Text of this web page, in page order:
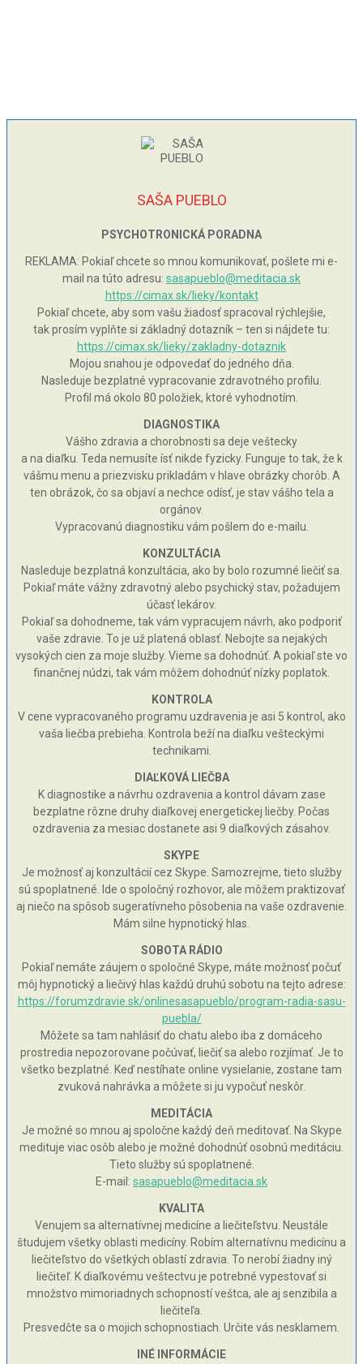
SAŠA PUEBLO
PSYCHOTRONICKÁ PORADNA
REKLAMA: Pokiaľ chcete so mnou komunikovať, pošlete mi e-
mail na túto adresu: sasapueblo@meditacia.sk
https://cimax.sk/lieky/kontakt
Pokiaľ chcete, aby som vašu žiadosť spracoval rýchlejšie,
tak prosím vyplňte si základný dotazník – ten si nájdete tu:
https://cimax.sk/lieky/zakladny-dotaznik
Mojou snahou je odpovedať do jedného dňa.
Nasleduje bezplatné vypracovanie zdravotného profilu.
Profil má okolo 80 položiek, ktoré vyhodnotím.
DIAGNOSTIKA
Vášho zdravia a chorobnosti sa deje veštecky
a na diaľku. Teda nemusíte ísť nikde fyzicky. Funguje to tak, že k
vášmu menu a priezvisku prikladám v hlave obrázky chorôb. A
ten obrázok, čo sa objaví a nechce odísť, je stav vášho tela a
orgánov.
Vypracovanú diagnostiku vám pošlem do e-mailu.
KONZULTÁCIA
Nasleduje bezplatná konzultácia, ako by bolo rozumné liečiť sa.
Pokiaľ máte vážny zdravotný alebo psychický stav, požadujem
účasť lekárov.
Pokiaľ sa dohodneme, tak vám vypracujem návrh, ako podporiť
vaše zdravie. To je už platená oblasť. Nebojte sa nejakých
vysokých cien za moje služby. Vieme sa dohodnúť. A pokiaľ ste vo
finančnej núdzi, tak vám môžem dohodnúť nízky poplatok.
KONTROLA
V cene vypracovaného programu uzdravenia je asi 5 kontrol, ako
vaša liečba prebieha. Kontrola beží na diaľku vešteckými
technikami.
DIAĽKOVÁ LIEČBA
K diagnostike a návrhu ozdravenia a kontrol dávam zase
bezplatne rôzne druhy diaľkovej energetickej liečby. Počas
ozdravenia za mesiac dostanete asi 9 diaľkových zásahov.
SKYPE
Je možnosť aj konzultácií cez Skype. Samozrejme, tieto služby
sú spoplatnené. Ide o spoločný rozhovor, ale môžem praktizovať
aj niečo na spôsob sugeratívneho pôsobenia na vaše ozdravenie.
Mám silne hypnotický hlas.
SOBOTA RÁDIO
Pokiaľ nemáte záujem o spoločné Skype, máte možnosť počuť
môj hypnotický a liečivý hlas každú druhú sobotu na tejto adrese:
https://forumzdravie.sk/onlinesasapueblo/program-radia-sasu-
puebla/
Môžete sa tam nahlásiť do chatu alebo iba z domáceho
prostredia nepozorovane počúvať, liečiť sa alebo rozjímať. Je to
všetko bezplatné. Keď nestíhate online vysielanie, zostane tam
zvuková nahrávka a môžete si ju vypočuť neskôr.
MEDITÁCIA
Je možné so mnou aj spoločne každý deň meditovať. Na Skype
medituje viac osôb alebo je možné dohodnúť osobnú meditáciu.
Tieto služby sú spoplatnené.
E-mail: sasapueblo@meditacia.sk
KVALITA
Venujem sa alternatívnej medicíne a liečiteľstvu. Neustále
študujem všetky oblasti medicíny. Robím alternatívnu medicínu a
liečiteľstvo do všetkých oblastí zdravia. To nerobí žiadny iný
liečiteľ. K diaľkovému veštectvu je potrebné vypestovať si
množstvo mimoriadnych schopností veštca, ale aj senzibila a
liečiteľa.
Presvedčte sa o mojich schopnostiach. Určite vás nesklamem.
INÉ INFORMÁCIE